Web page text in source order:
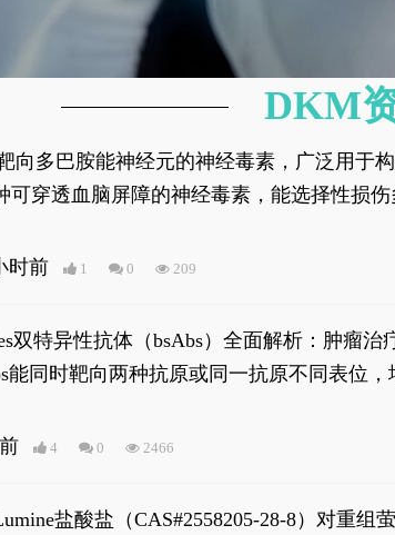
向多巴胺能神经元的神经毒素，广泛用于
损毁中脑黑质致密部多巴胺能神经元，从
可穿透血脑屏障的神经毒素，能选择性损
时前 1 0 209
双特异性抗体（bsAbs）全面解析：肿瘤
能同时靶向两种抗原或同一抗原不同表位
4 0 2466
盐酸盐（CAS#2558205-28-8）对重
DKM